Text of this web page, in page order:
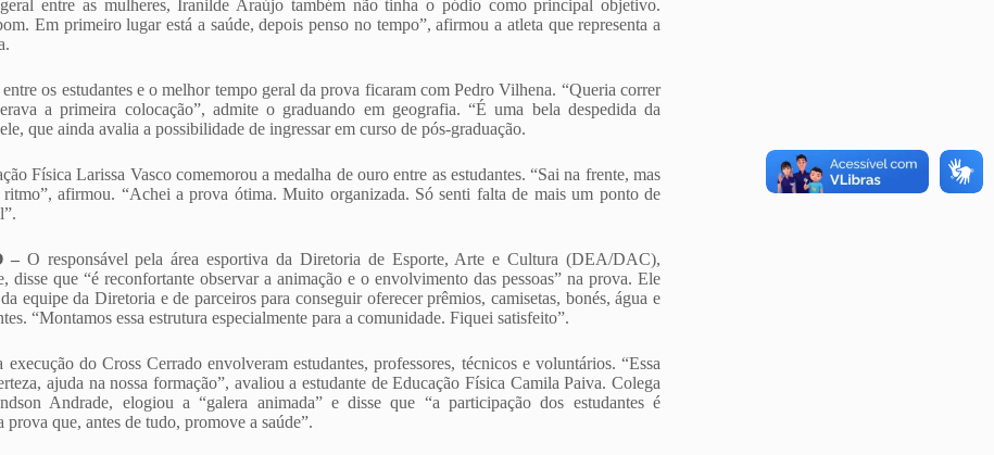
entre as mulheres, Iranilde Araújo também não tinha o pódio como principal objetivo.
Em primeiro lugar está a saúde, depois penso no tempo”, afirmou a atleta que representa a
os estudantes e o melhor tempo geral da prova ficaram com Pedro Vilhena. “Queria correr
a primeira colocação”, admite o graduando em geografia. “É uma bela despedida da
que ainda avalia a possibilidade de ingressar em curso de pós-graduação.
Física Larissa Vasco comemorou a medalha de ouro entre as estudantes. “Sai na frente, mas
afirmou. “Achei a prova ótima. Muito organizada. Só senti falta de mais um ponto de
–O responsável pela área esportiva da Diretoria de Esporte, Arte e Cultura (DEA/DAC),
disse que “é reconfortante observar a animação e o envolvimento das pessoas” na prova. Ele
equipe da Diretoria e de parceiros para conseguir oferecer prêmios, camisetas, bonés, água e
“Montamos essa estrutura especialmente para a comunidade. Fiquei satisfeito”.
execução do Cross Cerrado envolveram estudantes, professores, técnicos e voluntários. “Essa
ajuda na nossa formação”, avaliou a estudante de Educação Física Camila Paiva. Colega
Andrade, elogiou a “galera animada” e disse que “a participação dos estudantes é
prova que, antes de tudo, promove a saúde”.